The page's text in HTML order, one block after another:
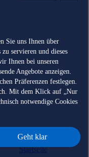
Sie uns Ihnen über
servieren und dieses
Ihnen bei unseren
Angebote anzeigen.
Präferenzen festlegen.
Mit dem Klick auf „Nur
notwendige Cookies
Geht klar
Startseite